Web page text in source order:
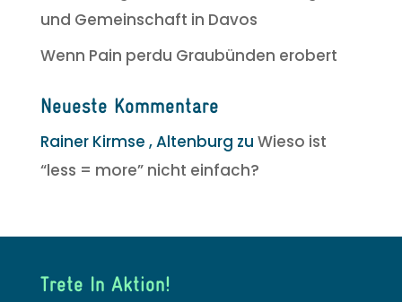
und Gemeinschaft in Davos
Wenn Pain perdu Graubünden erobert
Neueste Kommentare
Rainer Kirmse , Altenburg zu Wieso ist
“less = more” nicht einfach?
Trete In Aktion!